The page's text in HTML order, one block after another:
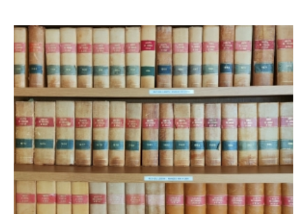
[Terminé]
Recrutement
d'un
assistant
du
contentieux